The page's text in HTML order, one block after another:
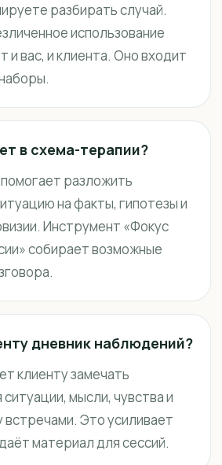
разбирать случай.
использование
и вас, и клиента. Оно входит
в схема-терапии?
разложить
на факты, гипотезы и
Инструмент «Фокус
собирает возможные
дневник наблюдений?
клиенту замечать
мысли, чувства и
Это усиливает
материал для сессий.